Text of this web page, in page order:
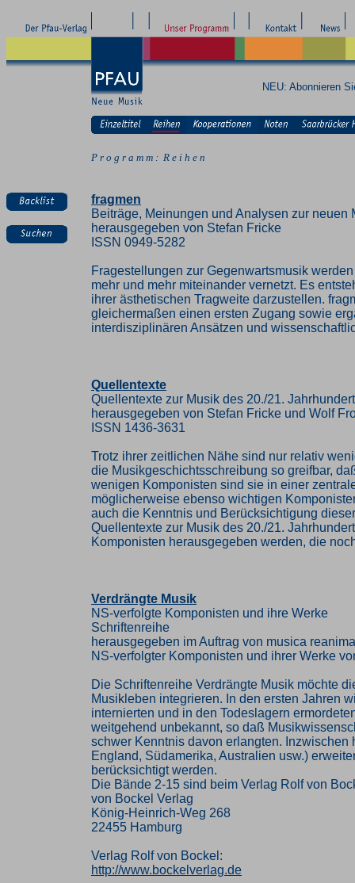
NEU: Abonnieren
P r o g r a m m : R e i h e n
fragmen
Beiträge, Meinungen und Analysen zur neuen
herausgegeben von Stefan Fricke
ISSN 0949-5282
Fragestellungen zur Gegenwartsmusik
mehr und mehr miteinander vernetzt. Es
ihrer ästhetischen Tragweite darzustellen.
gleichermaßen einen ersten Zugang sowie
interdisziplinären Ansätzen und
Quellentexte
Quellentexte zur Musik des 20./21.
herausgegeben von Stefan Fricke und Wolf
ISSN 1436-3631
Trotz ihrer zeitlichen Nähe sind nur relativ
die Musikgeschichtsschreibung so greifbar,
wenigen Komponisten sind sie in einer
möglicherweise ebenso wichtigen
auch die Kenntnis und Berücksichtigung
Quellentexte zur Musik des 20./21.
Komponisten herausgegeben werden, die
Verdrängte Musik
NS-verfolgte Komponisten und ihre Werke
Schriftenreihe
herausgegeben im Auftrag von musica
NS-verfolgter Komponisten und ihrer Werke
Die Schriftenreihe Verdrängte Musik möchte
Musikleben integrieren. In den ersten Jahren
internierten und in den Todeslagern
weitgehend unbekannt, so daß
schwer Kenntnis davon erlangten.
England, Südamerika, Australien usw.)
berücksichtigt werden.
Die Bände 2-15 sind beim Verlag Rolf von
von Bockel Verlag
König-Heinrich-Weg 268
22455 Hamburg
Verlag Rolf von Bockel:
http://www.bockelverlag.de